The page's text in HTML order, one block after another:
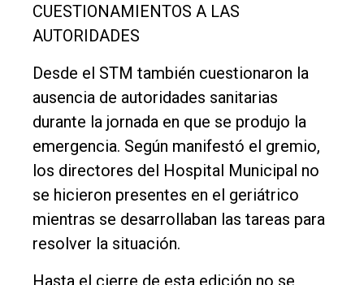
CUESTIONAMIENTOS A LAS
AUTORIDADES
Desde el STM también cuestionaron la
ausencia de autoridades sanitarias
durante la jornada en que se produjo la
emergencia. Según manifestó el gremio,
los directores del Hospital Municipal no
se hicieron presentes en el geriátrico
mientras se desarrollaban las tareas para
resolver la situación.
Hasta el cierre de esta edición no se